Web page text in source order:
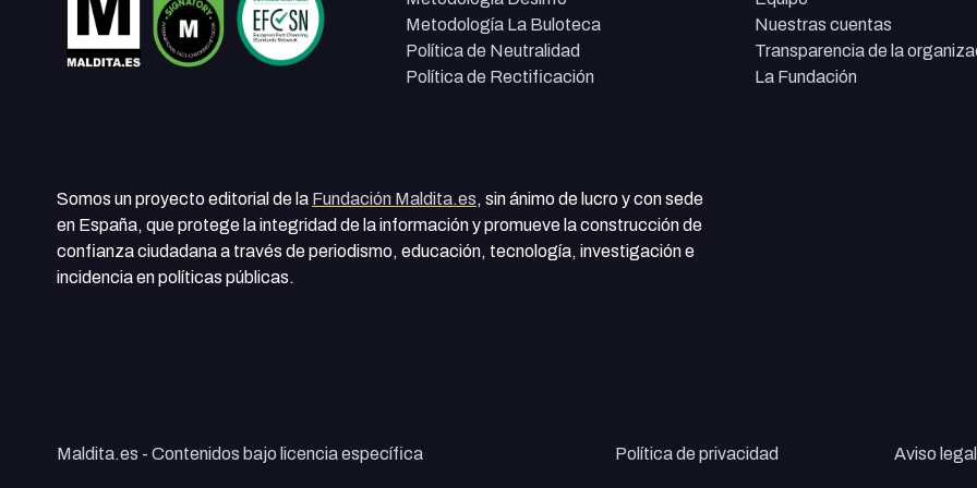
Metodología La Buloteca
Política de Neutralidad
Política de Rectificación
Nuestras cuentas
Transparencia de la
La Fundación
Somos un proyecto editorial de la Fundación Maldita.es, sin ánimo de lucro y con sede
en España, que protege la integridad de la información y promueve la construcción de
confianza ciudadana a través de periodismo, educación, tecnología, investigación e
incidencia en políticas públicas.
Maldita.es - Contenidos bajo licencia específica Política de privacidad Aviso legal